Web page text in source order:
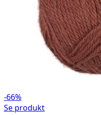
-66%
Se produkt